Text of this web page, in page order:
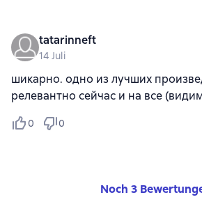
tatarinneft
14 Juli
шикарно. одно из лучших
релевантно сейчас и на все
0 0
Noch 3